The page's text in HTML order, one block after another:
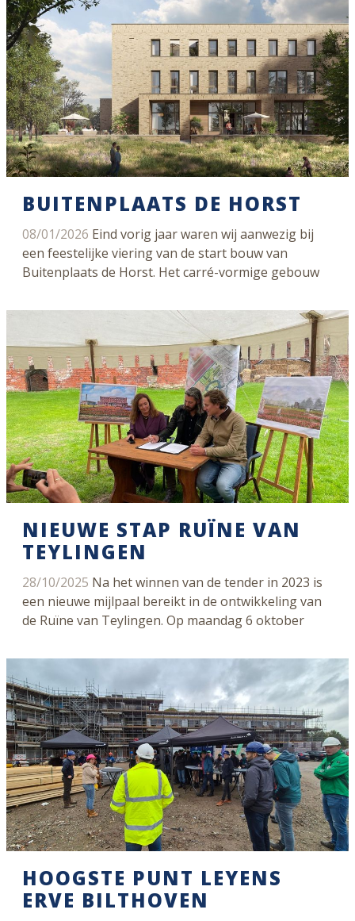
BUITENPLAATS DE HORST
08/01/2026 Eind vorig jaar waren wij aanwezig bij
een feestelijke viering van de start bouw van
Buitenplaats de Horst. Het carré-vormige gebouw
NIEUWE STAP RUÏNE VAN
TEYLINGEN
28/10/2025 Na het winnen van de tender in 2023 is
een nieuwe mijlpaal bereikt in de ontwikkeling van
de Ruïne van Teylingen. Op maandag 6 oktober
HOOGSTE PUNT LEYENS
ERVE BILTHOVEN